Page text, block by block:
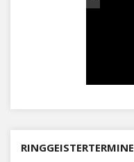
RINGGEISTERTERMINE